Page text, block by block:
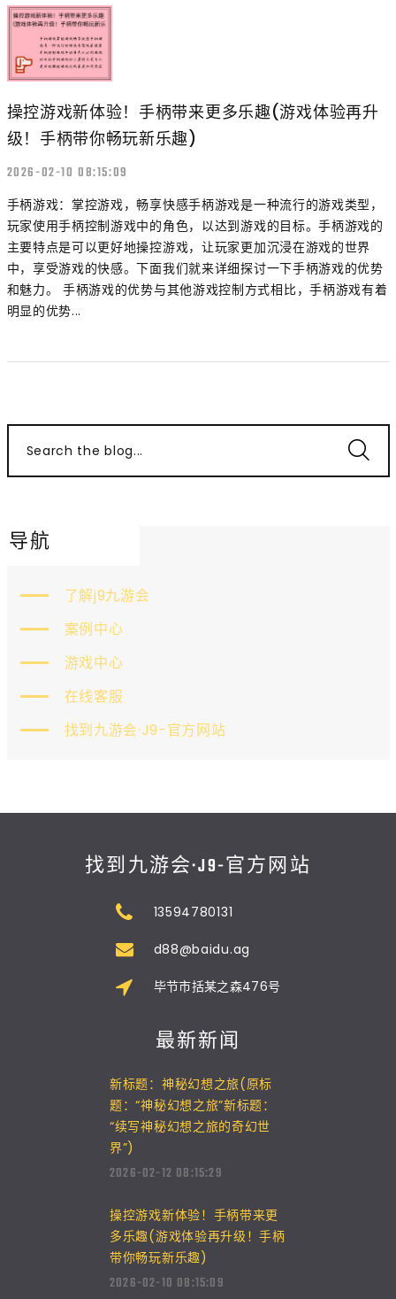
操控游戏新体验！手柄带来更多乐趣(游戏体验再升
级！手柄带你畅玩新乐趣)
2026-02-10 08:15:09
手柄游戏：掌控游戏，畅享快感手柄游戏是一种流行的游戏类型，
玩家使用手柄控制游戏中的角色，以达到游戏的目标。手柄游戏的
主要特点是可以更好地操控游戏，让玩家更加沉浸在游戏的世界
中，享受游戏的快感。下面我们就来详细探讨一下手柄游戏的优势
和魅力。 手柄游戏的优势与其他游戏控制方式相比，手柄游戏有着
明显的优势...
Search the blog...
导航
了解j9九游会
案例中心
游戏中心
在线客服
找到九游会·J9-官方网站
找到九游会·J9-官方网站
13594780131
d88@baidu.ag
毕节市括某之森476号
最新新闻
新标题：神秘幻想之旅(原标
题：“神秘幻想之旅”新标题：
“续写神秘幻想之旅的奇幻世
界”)
2026-02-12 08:15:29
操控游戏新体验！手柄带来更
多乐趣(游戏体验再升级！手柄
带你畅玩新乐趣)
2026-02-10 08:15:09